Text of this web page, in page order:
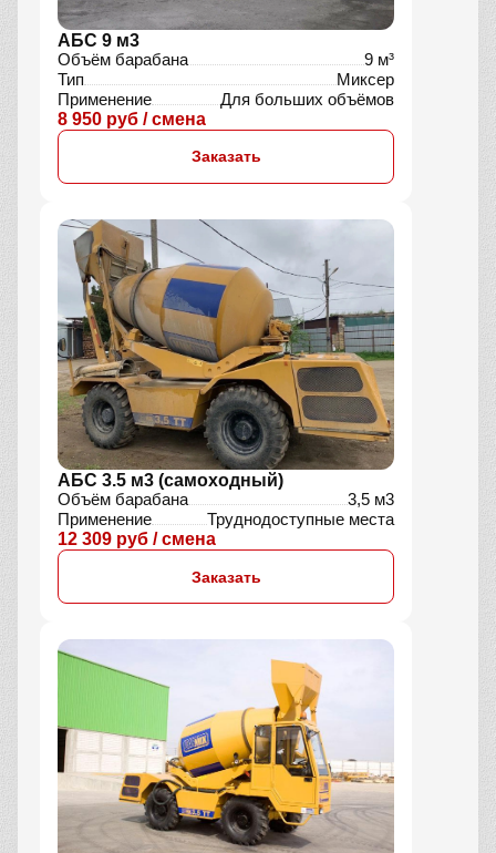
АБС 9 м3
Объём барабана
9 м³
Тип
Миксер
Применение
Для больших объёмов
8 950 руб / смена
Заказать
АБС 3.5 м3 (самоходный)
Объём барабана
3,5 м3
Применение
Труднодоступные места
12 309 руб / смена
Заказать